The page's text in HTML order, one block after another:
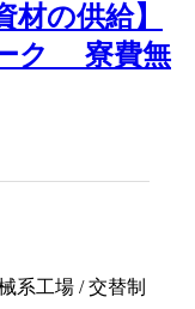
材の供給】
ーク 寮費無
系工場 / 交替制